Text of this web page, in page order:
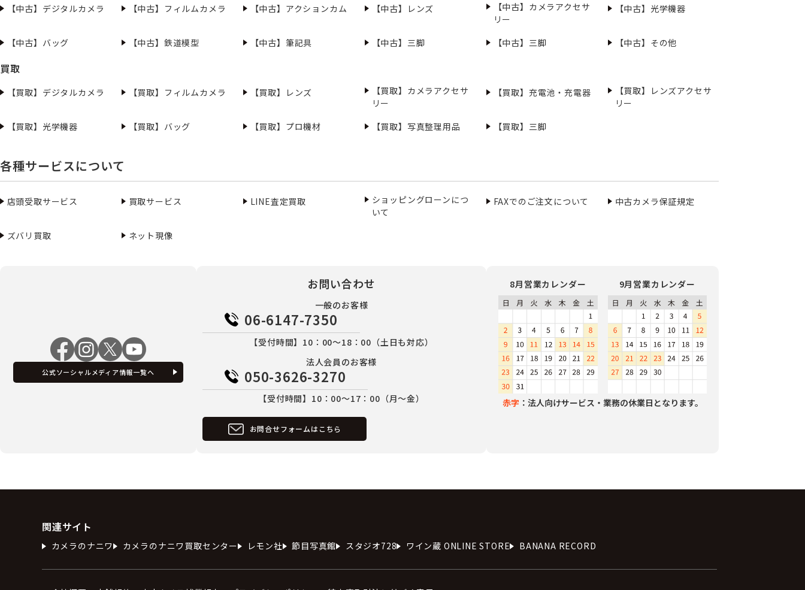
【中古】デジタルカメラ 【中古】フィルムカメラ 【中古】アクションカム 【中古】レンズ
【中古】カメラアクセサ
リー
【中古】光学機器
【中古】バッグ 【中古】鉄道模型 【中古】筆記具 【中古】三脚 【中古】三脚 【中古】その他
買取
【買取】デジタルカメラ 【買取】フィルムカメラ 【買取】レンズ
【買取】カメラアクセサ
リー
【買取】充電池・充電器
【買取】レンズアクセサ
リー
【買取】光学機器
【買取】バッグ 【買取】プロ機材 【買取】写真整理用品 【買取】三脚
各種サービスについて
店頭受取サービス 買取サービス LINE査定買取
ショッピングローンにつ
いて
FAXでのご注文について 中古カメラ保証規定
ズバリ買取 ネット現像
公式ソーシャルメディア情報一覧へ
お問い合わせ
一般のお客様
06-6147-7350
【受付時間】10：00～18：00（土日も対応）
法人会員のお客様
050-3626-3270
【受付時間】10：00～17：00（月～金）
お問合せフォームはこちら
8月営業カレンダー 9月営業カレンダー
赤字 ：法人向けサービス・業務の休業日となります。
関連サイト
カメラのナニワ カメラのナニワ買取センター レモン社 節目写真館 スタジオ728 ワイン蔵 ONLINE STORE BANANA RECORD